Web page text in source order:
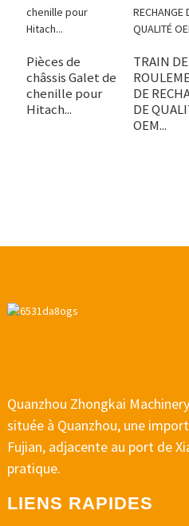
Pièces de
châssis Galet de
chenille pour
Hitach...
TRAIN DE
DE
DE
OEM...
Quanzhou Zhongkai
située à Quanzhou, une
Fujian, adjacente au port de
pratique.
LIENS RAPIDES